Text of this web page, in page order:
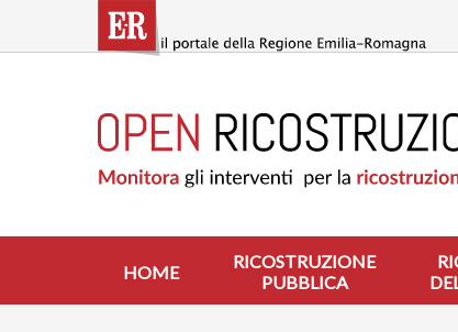
contenuto
RICOSTRUZIONE
PUBBLICA
ABITAZIONI
RICOSTRUZIONE
ATTIVITÀ
HOME
RICOSTRUZIONE
PUBBLICA